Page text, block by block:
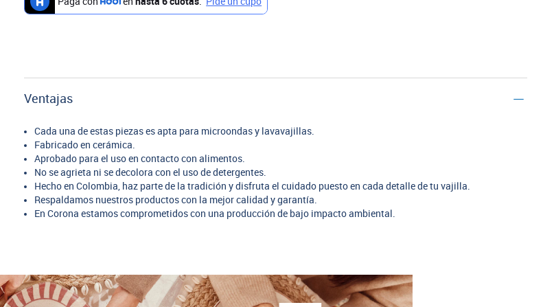
Ventajas
Cada una de estas piezas es apta para microondas y lavavajillas.
Fabricado en cerámica.
Aprobado para el uso en contacto con alimentos.
No se agrieta ni se decolora con el uso de detergentes.
Hecho en Colombia, haz parte de la tradición y disfruta el cuidado puesto en cada detalle de tu vajilla.
Respaldamos nuestros productos con la mejor calidad y garantía.
En Corona estamos comprometidos con una producción de bajo impacto ambiental.